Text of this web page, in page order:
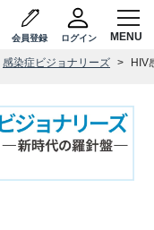
会員登録 ログイン
感染症ビジョナリーズ HIV